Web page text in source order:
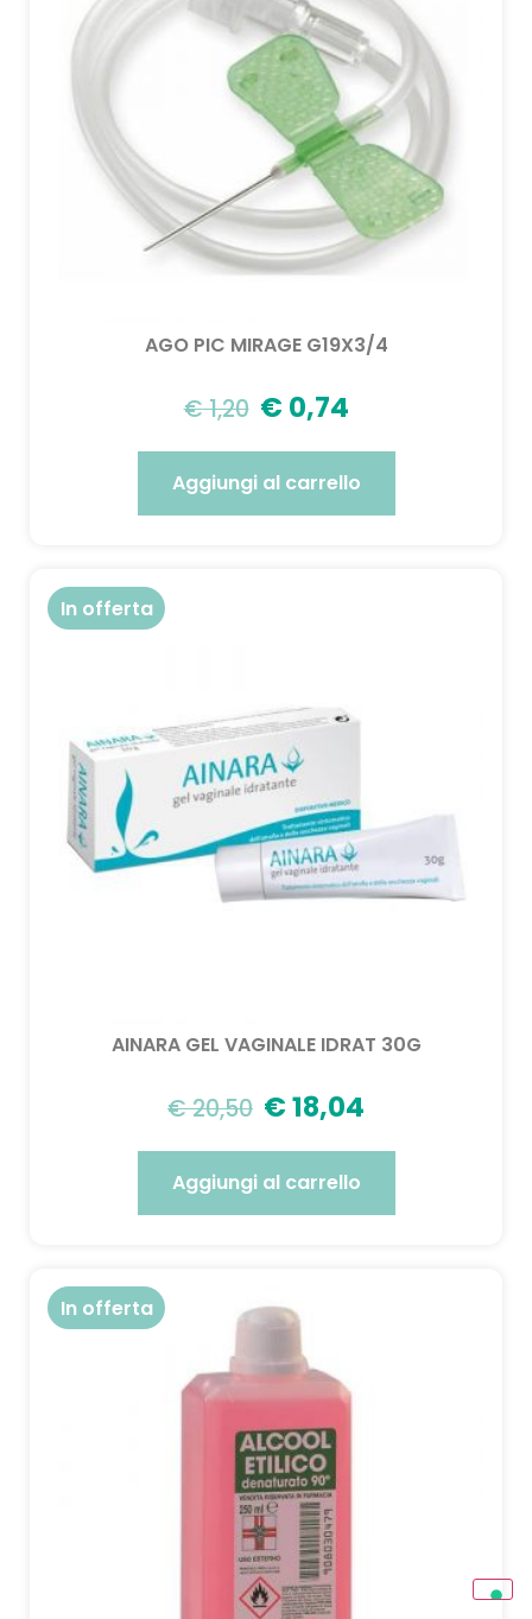
AGO PIC MIRAGE G19X3/4
€1,20 € 0,74
Aggiungi al carrello
In offerta
AINARA GEL VAGINALE IDRAT 30G
€20,50 €18,04
Aggiungi al carrello
In offerta